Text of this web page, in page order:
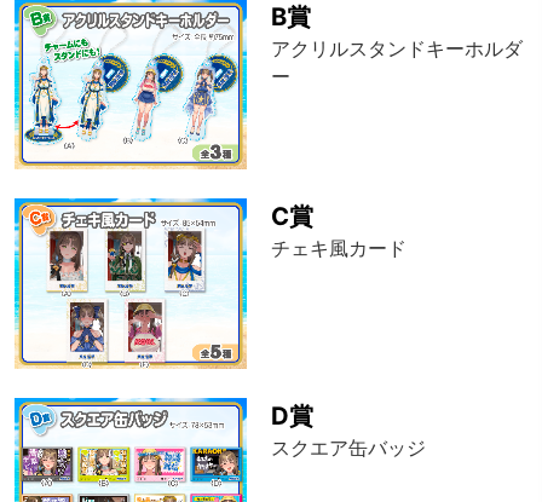
B賞
アクリルスタンドキーホルダ
ー
C賞
チェキ風カード
D賞
スクエア缶バッジ